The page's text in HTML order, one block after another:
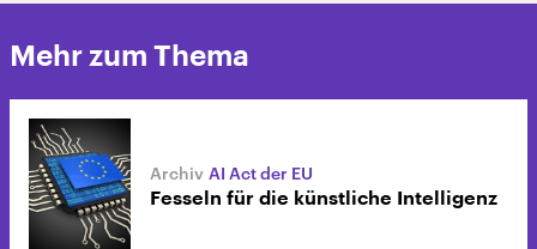
Mehr zum Thema
AI Act der EU
Fesseln für die künstliche Intelligenz